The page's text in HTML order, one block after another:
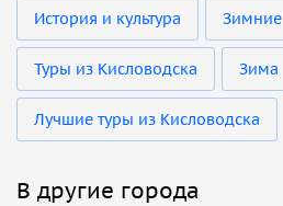
История и культура Зимние
Туры из Кисловодска Зима
Лучшие туры из Кисловодска
В другие города